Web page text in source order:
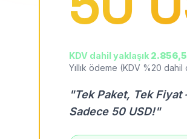
KDV dahil yaklaşık
Yıllık ödeme (KDV %20 dahil
"Tek Paket, Tek
Sadece 50 USD!"